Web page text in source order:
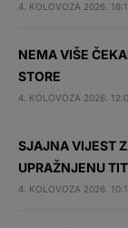
4. KOLOVOZA 2026.
NEMA VIŠE
STORE
4. KOLOVOZA 2026.
SJAJNA VIJEST
UPRAŽNJENU
4. KOLOVOZA 2026.